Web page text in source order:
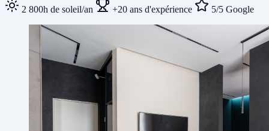
2 800h de soleil/an +20 ans d'expérience 5/5 Google